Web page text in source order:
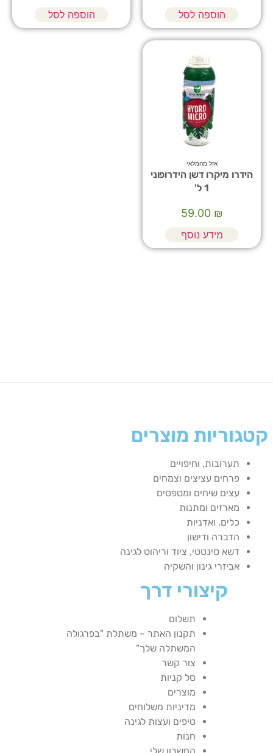
הוספה לסל הוספה לסל
אזל מהמלאי
הידרו מיקרו דשן הידרופוני
1 ל'
₪
59.00
מידע נוסף
קטגוריות מוצרים
תערובות, וחיפויים
פרחים עציצים וצמחים
עצים שיחים ומטפסים
מארזים ומתנות
כלים, ואדניות
הדברה ודישון
דשא סינטטי, ציוד וריהוט לגינה
אביזרי גינון והשקיה
קיצורי דרך
תשלום
תקנון האתר – משתלת "בפרגולה
המשתלה שלך"
צור קשר
סל קניות
מוצרים
מדיניות משלוחים
טיפים ועצות לגינה
חנות